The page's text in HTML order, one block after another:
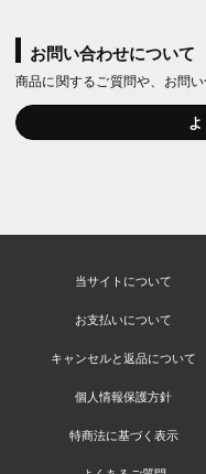
お問い合わせについて
商品に関するご質問や、お問
当サイトについて
お支払いについて
キャンセルと返品について
個人情報保護方針
特商法に基づく表示